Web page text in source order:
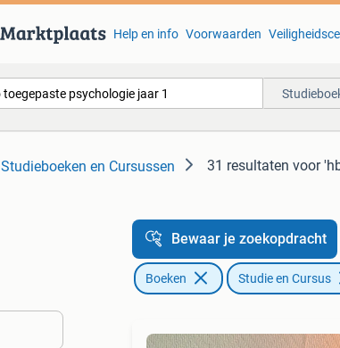
Help en info Voorwaarden
Studieboeken en Cursussen 31 resultaten voor
Bewaar je zoekopdracht
Boeken Studie en Cursus